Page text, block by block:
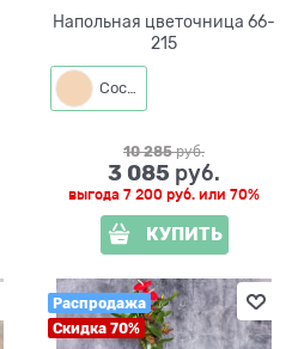
Напольная цветочница 66-
215
Сосна
10 285 руб.
3 085 руб.
выгода 7 200 руб. или 70%
КУПИТЬ
Распродажа
Скидка 70%